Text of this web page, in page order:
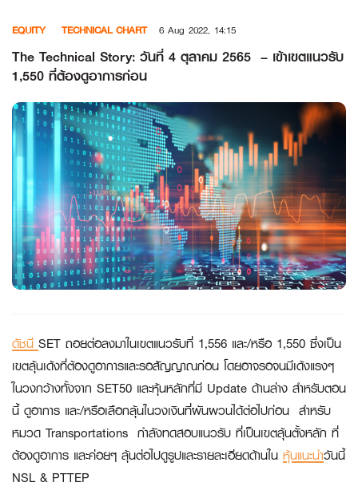
content
EQUITY TECHNICAL CHART 6 Aug 2022, 14:15
The Technical Story: วันที่ 4 ตุลาคม 2565 – เข้าเขตแนวรับ
1,550 ที่ต้องดูอาการก่อน
ดัชนี SET ถอยต่อลงมาในเขตแนวรับที่ 1,556 และ/หรือ 1,550 ซึ่งเป็น
เขตลุ้นเด้งที่ต้องดูอาการและรอสัญญาณก่อน โดยอาจรอจนมีเด้งแรงๆ
ในวงกว้างทั้งจาก SET50 และหุ้นหลักที่มี Update ด้านล่าง สำหรับตอน
นี้ ดูอาการ และ/หรือเลือกลุ้นในวงเงินที่ผันผวนได้ต่อไปก่อน สำหรับ
หมวด Transportations กำลังทดสอบแนวรับ ที่เป็นเขตลุ้นตั้งหลัก ที่
ต้องดูอาการ และค่อยๆ ลุ้นต่อไปดูรูปและรายละเอียดด้านใน หุ้นแนะนำวันนี้
NSL & PTTEP